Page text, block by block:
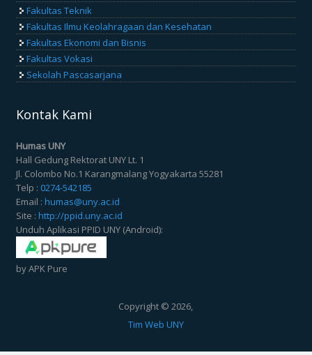
Fakultas Teknik
Fakultas Ilmu Keolahragaan dan Kesehatan
Fakultas Ekonomi dan Bisnis
Fakultas Vokasi
Sekolah Pascasarjana
Kontak Kami
Humas UNY
Hall Gedung Rektorat UNY Lt. 1
Jl. Colombo No.1 Karangmalang Yogyakarta 55281
Telp : 0274-542185
Email :humas@uny.ac.id
Site :http://ppid.uny.ac.id
Unduh Aplikasi PPID UNY (Android):
by APK Pure
Copyright © 2026,
Tim Web UNY